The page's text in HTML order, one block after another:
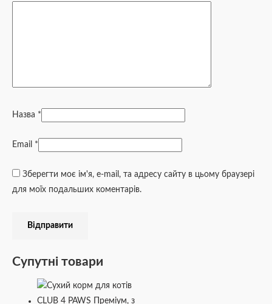
Назва *
Email *
Зберегти моє ім'я, e-mail, та адресу сайту в цьому браузері
для моїх подальших коментарів.
Супутні товари